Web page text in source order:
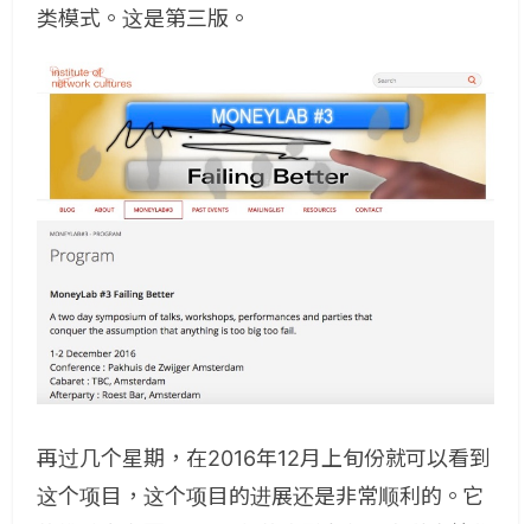
类模式。这是第三版。
再过几个星期，在2016年12月上旬份就可以看到
这个项目，这个项目的进展还是非常顺利的。它